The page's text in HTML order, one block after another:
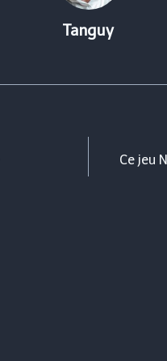
Tanguy
Ce jeu